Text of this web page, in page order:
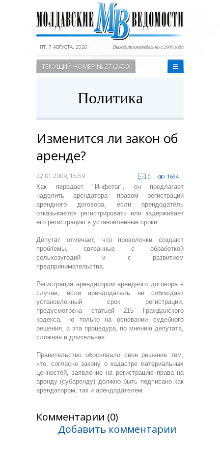
ПТ, 7 АВГУСТА, 2026 Выходит еженедельно с 2000 года
ТЕКУЩИЙ НОМЕР № 27 (2450)
Политика
Изменится ли закон об
аренде?
22.01.2009, 15:59 0
1694
Как передает "Инфотаг", он предлагает
наделить арендатора правом регистрации
арендного договора, если арендодатель
отказывается регистрировать или задерживает
его регистрацию в установленные сроки.
Депутат отмечает, что проволочки создают
проблемы, связанные с обработкой
сельхозугодий и с развитием
предпринимательства.
Регистрация арендатором арендного договора в
случае, если арендодатель не соблюдает
установленный срок регистрации,
предусмотрена статьей 215 Гражданского
кодекса, но только на основании судебного
решения, а эта процедура, по мнению депутата,
сложная и длительная.
Правительство обосновало свое решение тем,
что, согласно закону о кадастре материальных
ценностей, заявление на регистрацию права на
аренду (субаренду) должно быть подписано как
арендатором, так и арендодателем.
Комментарии (0)
Добавить комментарии